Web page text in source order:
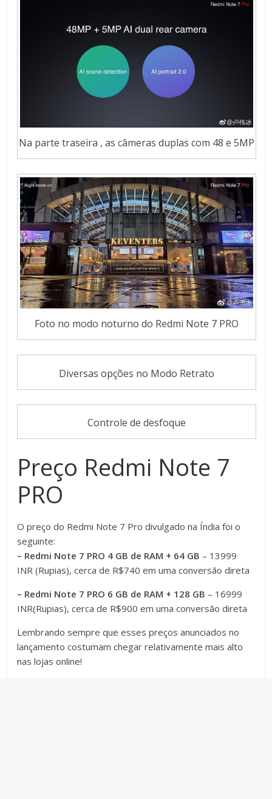
Na parte traseira , as câmeras duplas com 48 e 5MP
Foto no modo noturno do Redmi Note 7 PRO
Diversas opções no Modo Retrato
Controle de desfoque
Preço Redmi Note 7
PRO
O preço do Redmi Note 7 Pro divulgado na Índia foi o
seguinte:
– Redmi Note 7 PRO 4 GB de RAM + 64 GB – 13999
INR (Rupias), cerca de R$740 em uma conversão direta
– Redmi Note 7 PRO 6 GB de RAM + 128 GB – 16999
INR(Rupias), cerca de R$900 em uma conversão direta
Lembrando sempre que esses preços anunciados no
lançamento costumam chegar relativamente mais alto
nas lojas online!